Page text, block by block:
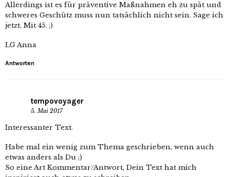
Allerdings ist es für präventive Maßnahmen eh zu spät und
schweres Geschütz muss nun tatsächlich nicht sein. Sage ich
jetzt. Mit 45. ;)
LG Anna
Antworten
tempovoyager
5. Mai 2017
Interessanter Text.
Habe mal ein wenig zum Thema geschrieben, wenn auch
etwas anders als Du ;)
So eine Art Kommentar/Antwort, Dein Text hat mich